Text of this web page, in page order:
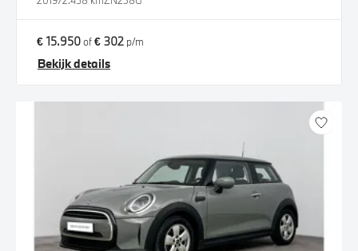
€ 15.950of€ 302 p/m
Bekijk details